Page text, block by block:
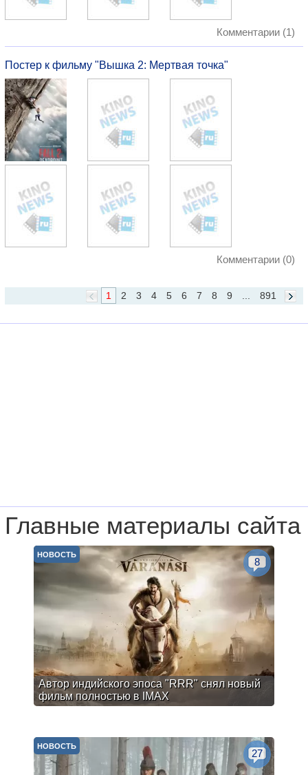
Комментарии (1)
Постер к фильму "Вышка 2: Мертвая точка"
Комментарии (0)
891
9
8
7
6
5
4
3
2
1
Главные материалы сайта
Автор индийского эпоса "RRR" снял новый
фильм полностью в IMAX
НОВОСТЬ
8
НОВОСТЬ
27